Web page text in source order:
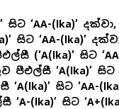
සිට ‘AA-(lka)’ දක්වා,
සිට ‘AA-(lka)’
(‘A(lka)’ සිට
‘A(lka)’ සිට
සිට ‘AA-
(lka)’ සිට